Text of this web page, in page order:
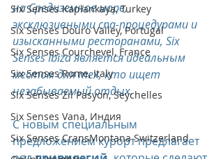
Six Senses Kaplankaya, Turkey
Six Senses Douro Valley, Portugal
Six Senses Courchevel, France
Six Senses Rome, Italy
Six Senses Zil Pasyon, Seychelles
Six Senses Vana, Индия
Six Senses CransMontana Switzerland
на Средиземное море,
эксклюзивными спа-процедурами и
изысканными ресторанами, Six
Senses Ibiza является идеальным
местом для тех, кто ищет
незабываемый отдых.
С новым специальным
предложением курорт предлагает